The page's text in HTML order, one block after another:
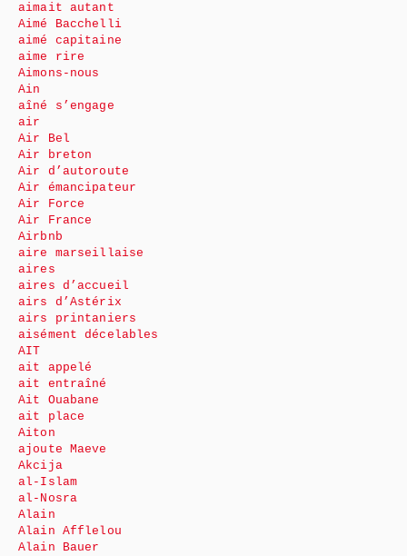
aimait autant
Aimé Bacchelli
aimé capitaine
aime rire
Aimons-nous
Ain
aîné s’engage
air
Air Bel
Air breton
Air d’autoroute
Air émancipateur
Air Force
Air France
Airbnb
aire marseillaise
aires
aires d’accueil
airs d’Astérix
airs printaniers
aisément décelables
AIT
ait appelé
ait entraîné
Ait Ouabane
ait place
Aiton
ajoute Maeve
Akcija
al-Islam
al-Nosra
Alain
Alain Afflelou
Alain Bauer